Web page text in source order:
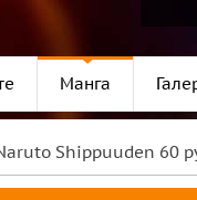
Манга
Shippuuden 60